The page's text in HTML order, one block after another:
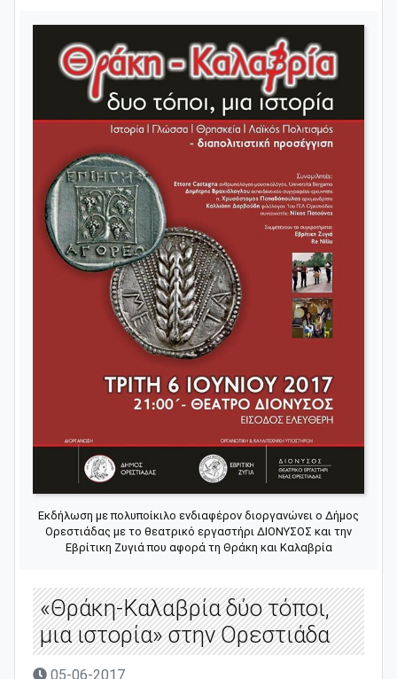
Εκδήλωση με πολυποίκιλο ενδιαφέρον διοργανώνει ο Δήμος
Ορεστιάδας με το θεατρικό εργαστήρι ΔΙΟΝΥΣΟΣ και την
Εβρίτικη Ζυγιά που αφορά τη Θράκη και Καλαβρία
«Θράκη-Καλαβρία δύο τόποι,
μια ιστορία» στην Ορεστιάδα
05-06-2017